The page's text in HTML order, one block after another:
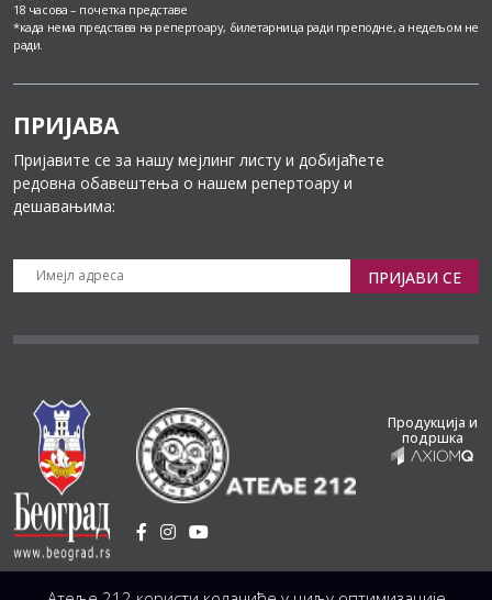
18 часова – почетка представе
*када нема представа на репертоару, билетарница ради преподне, а недељом не
ради.
ПРИЈАВА
Пријавите се за нашу мејлинг листу и добијаћете
редовна обавештења о нашем репертоару и
дешавањима:
ПРИЈАВИ СЕ
Установа Културе / Светогорска 21, 11103 Београд, Србија
Продукција и
подршка